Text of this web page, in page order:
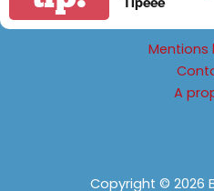
Mentions
A
Copyright © 2026